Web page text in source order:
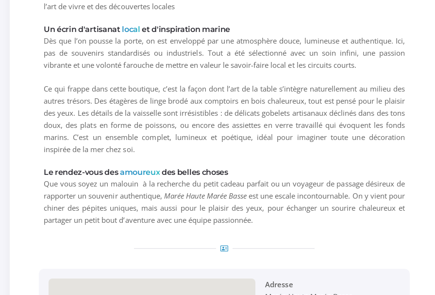
l’art de vivre et des découvertes locales
Un écrin d'artisanat local et d'inspiration marine
Dès que l’on pousse la porte, on est enveloppé par une atmosphère douce, lumineuse et authentique. Ici,
pas de souvenirs standardisés ou industriels. Tout a été sélectionné avec un soin infini, une passion
vibrante et une volonté farouche de mettre en valeur le savoir-faire local et les circuits courts.
Ce qui frappe dans cette boutique, c’est la façon dont l’art de la table s’intègre naturellement au milieu des
autres trésors. Des étagères de linge brodé aux comptoirs en bois chaleureux, tout est pensé pour le plaisir
des yeux. Les détails de la vaisselle sont irrésistibles : de délicats gobelets artisanaux déclinés dans des tons
doux, des plats en forme de poissons, ou encore des assiettes en verre travaillé qui évoquent les fonds
marins. C’est un ensemble complet, lumineux et poétique, idéal pour imaginer toute une décoration
inspirée de la mer chez soi.
Le rendez-vous desamoureux des belles choses
Que vous soyez un malouin à la recherche du petit cadeau parfait ou un voyageur de passage désireux de
rapporter un souvenir authentique, Marée Haute Marée Basseest une escale incontournable. On y vient pour
chiner des pépites uniques, mais aussi pour le plaisir des yeux, pour échanger un sourire chaleureux et
partager un petit bout d’aventure avec une équipe passionnée.
Adresse